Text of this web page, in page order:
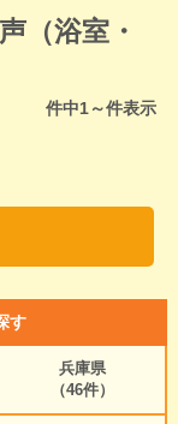
（浴室・
件中1～件表示
す
兵庫県
（46件）